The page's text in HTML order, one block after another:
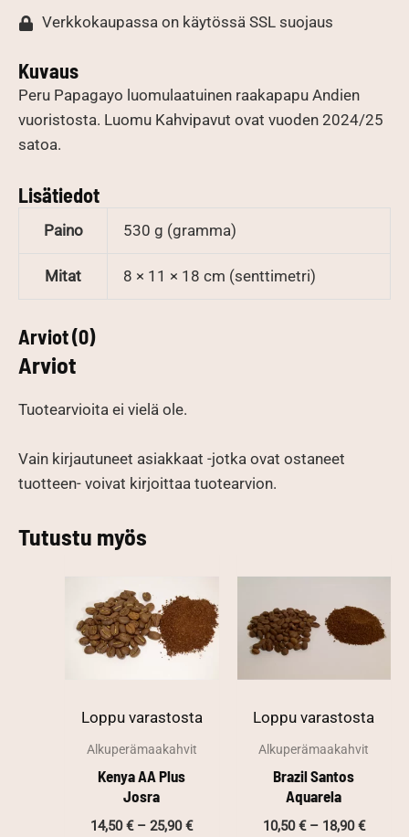
Verkkokaupassa on käytössä SSL suojaus
Kuvaus
Peru Papagayo luomulaatuinen raakapapu Andien
vuoristosta. Luomu Kahvipavut ovat vuoden 2024/25
satoa.
Lisätiedot
Paino 530 g (gramma)
Mitat 8 × 11 × 18 cm (senttimetri)
Arviot (0)
Arviot
Tuotearvioita ei vielä ole.
Vain kirjautuneet asiakkaat -jotka ovat ostaneet
tuotteen- voivat kirjoittaa tuotearvion.
Tutustu myös
Loppu varastosta
Alkuperämaakahvit
Kenya AA Plus
Josra
14,50€ – 25,90€Hintaluokka:
Loppu varastosta
Alkuperämaakahvit
Brazil Santos
Aquarela
10,50€ – 18,90€